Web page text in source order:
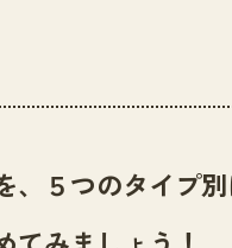
５つのタイプ別